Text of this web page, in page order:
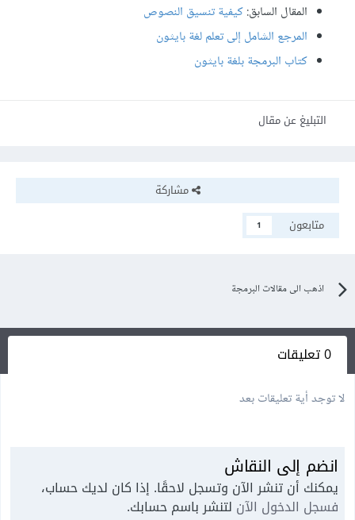
المقال السابق:كيفية تنسيق النصوص
المرجع الشامل إلى تعلم لغة بايثون
كتاب البرمجة بلغة بايثون
التبليغ عن مقال
مشاركة
متابعون
1
اذهب الى مقالات البرمجة
0 تعليقات
لا توجد أية تعليقات بعد
انضم إلى النقاش
يمكنك أن تنشر الآن وتسجل لاحقًا. إذا كان لديك حساب،
فسجل الدخول الآن لتنشر باسم حسابك.